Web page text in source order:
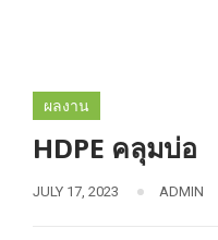
ผลงาน
HDPE คลุมบ่อ
JULY 17, 2023 ADMIN